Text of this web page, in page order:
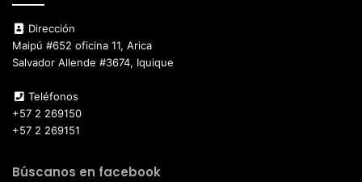
Dirección
Maipú #652 oficina 11, Arica
Salvador Allende #3674, Iquique
Teléfonos
+57 2 269150
+57 2 269151
Búscanos en facebook